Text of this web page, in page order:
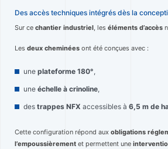
Des accès techniques intégrés dès la
Sur ce chantier industriel , les éléments d’accès
Les deux cheminées ont été conçues avec :
une plateforme 180°
une échelle à crinoline
des trappes NFX accessibles à 6,5 m de
Cette configuration répond aux obligations
l’empoussièrement et permettent une